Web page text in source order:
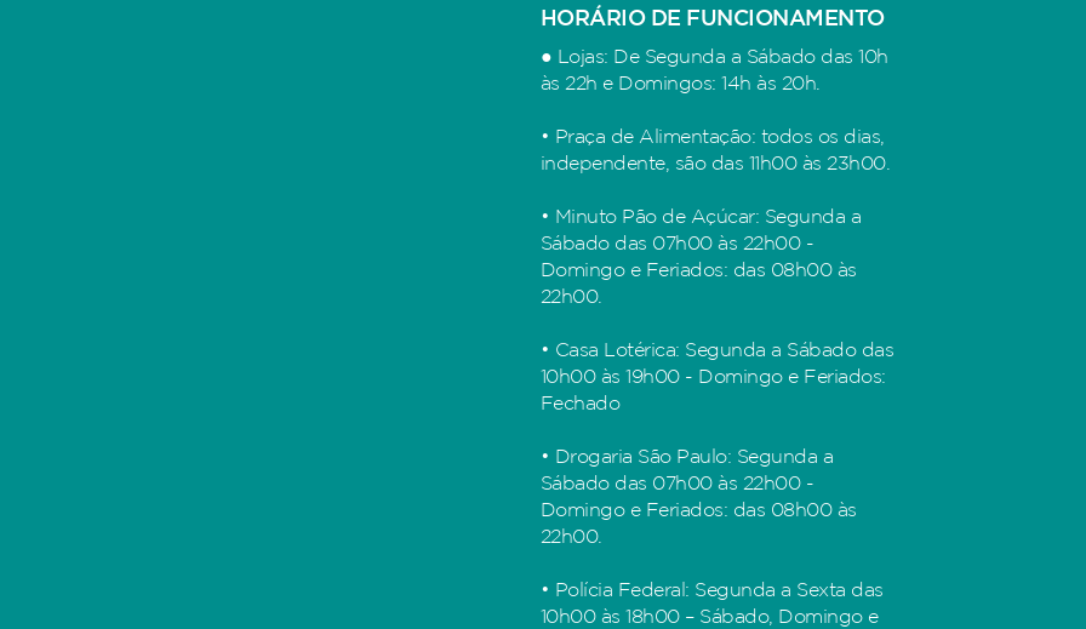
HORÁRIO DE FUNCIONAMENTO
● Lojas: De Segunda a Sábado das 10h
às 22h e Domingos: 14h às 20h.
• Praça de Alimentação: todos os dias,
independente, são das 11h00 às 23h00.
• Minuto Pão de Açúcar: Segunda a
Sábado das 07h00 às 22h00 -
Domingo e Feriados: das 08h00 às
22h00.
• Casa Lotérica: Segunda a Sábado das
10h00 às 19h00 - Domingo e Feriados:
Fechado
• Drogaria São Paulo: Segunda a
Sábado das 07h00 às 22h00 -
Domingo e Feriados: das 08h00 às
22h00.
• Polícia Federal: Segunda a Sexta das
10h00 às 18h00 – Sábado, Domingo e